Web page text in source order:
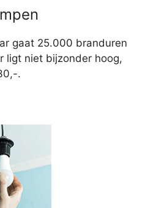
gaat 25.000 branduren
ligt niet bijzonder hoog,
.